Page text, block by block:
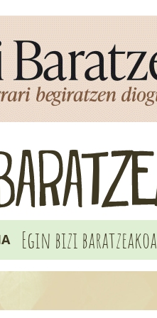
Egin bizi baratzeakoa